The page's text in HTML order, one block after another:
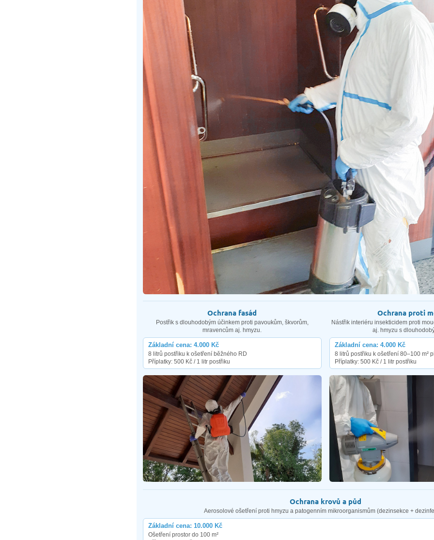
Ochrana fasád
Postřik s dlouhodobým účinkem proti pavoukům, škvorům,
mravencům aj. hmyzu.
Základní cena: 4.000 Kč
8 litrů postřiku k ošetření běžného RD
Příplatky: 500 Kč / 1 litr postřiku
Ochrana proti
Nástřik interiéru insekticidem proti
aj. hmyzu s
Základní cena: 4.000 Kč
8 litrů postřiku k ošetření 80–100 m²
Příplatky: 500 Kč / 1 litr postřiku
Ochrana krovů a půd
Aerosolové ošetření proti hmyzu a patogenním mikroorganismům (dezinsekce +
Základní cena: 10.000 Kč
Ošetření prostor do 100 m²